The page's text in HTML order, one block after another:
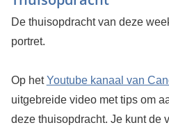
De thuisopdracht van deze
portret.
Op hetYoutube kanaal van
uitgebreide video met tips om
deze thuisopdracht. Je kunt de